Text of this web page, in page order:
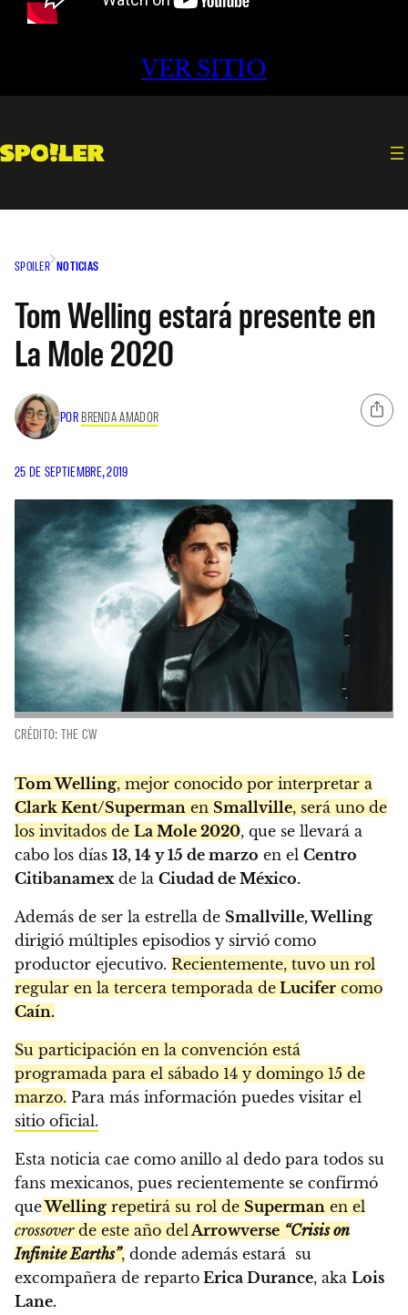
VER SITIO
SPOILER NOTICIAS
Tom Welling estará presente en
La Mole 2020
POR BRENDA AMADOR
25 DE SEPTIEMBRE, 2019
CRÉDITO: THE CW
Tom Welling, mejor conocido por interpretar a
Clark Kent/Superman en Smallville, será uno de
los invitados de La Mole 2020, que se llevará a
cabo los días 13, 14 y 15 de marzo en el Centro
Citibanamexde la Ciudad de México.
Además de ser la estrella de Smallville, Welling
dirigió múltiples episodios y sirvió como
productor ejecutivo. Recientemente, tuvo un rol
regular en la tercera temporada de Lucifer como
Caín.
Su participación en la convención está
programada para el sábado 14 y domingo 15 de
marzo. Para más información puedes visitar el
sitio oficial.
Esta noticia cae como anillo al dedo para todos su
fans mexicanos, pues recientemente se confirmó
queWelling repetirá su rol de Superman en el
crossoverde este año delArrowverse “Crisis on
Infinite Earths”, donde además estará su
excompañera de reparto Erica Durance, aka Lois
Lane.